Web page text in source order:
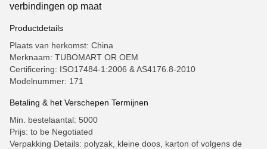
verbindingen op maat
Productdetails
Plaats van herkomst: China
Merknaam: TUBOMART OR OEM
Certificering: ISO17484-1:2006 & AS4176.8-2010
Modelnummer: 171
Betaling & het Verschepen Termijnen
Min. bestelaantal: 5000
Prijs: to be Negotiated
Verpakking Details: polyzak, kleine doos, karton of volgens de